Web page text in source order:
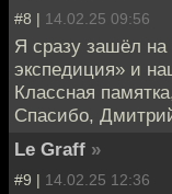
#8 | 14.02.25 09:56
Я сразу зашёл на
экспедиция» и
Классная
Спасибо,
Le Graff »
#9 | 14.02.25 12:36